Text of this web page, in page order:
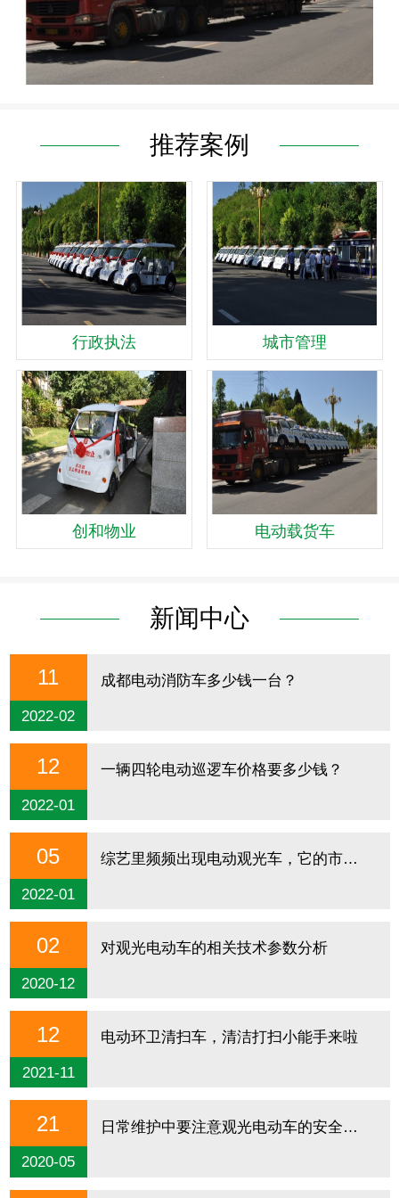
推荐案例
行政执法 城市管理
创和物业 电动载货车
新闻中心
11
2022-02
成都电动消防车多少钱一台？
12
2022-01
一辆四轮电动巡逻车价格要多少钱？
05
2022-01
综艺里频频出现电动观光车，它的市场究竟有多大呢？
02
2020-12
对观光电动车的相关技术参数分析
12
2021-11
电动环卫清扫车，清洁打扫小能手来啦
21
2020-05
日常维护中要注意观光电动车的安全检查